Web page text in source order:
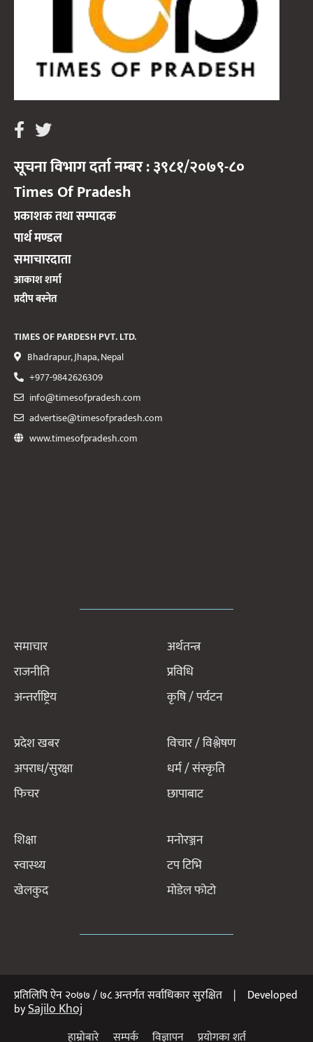
सूचना विभाग दर्ता नम्बर : ३९८१/२०७९-८०
Times Of Pradesh
प्रकाशक तथा सम्पादक
पार्थ मण्डल
समाचारदाता
आकाश शर्मा
प्रदीप बस्नेत
TIMES OF PARDESH PVT. LTD.
Bhadrapur, Jhapa, Nepal
+977-9842626309
info@timesofpradesh.com
advertise@timesofpradesh.com
www.timesofpradesh.com
समाचार
राजनीति
अन्तर्राष्ट्रिय
अर्थतन्त्र
प्रविधि
कृषि / पर्यटन
प्रदेश खबर
अपराध/सुरक्षा
फिचर
विचार / विश्लेषण
धर्म / संस्कृति
छापाबाट
शिक्षा
स्वास्थ्य
खेलकुद
मनोरञ्जन
टप टिभि
मोडेल फोटो
प्रतिलिपि ऐन २०७७ / ७८ अन्तर्गत सर्वाधिकार सुरक्षित | Developed
bySajilo Khoj
हाम्रोबारे सम्पर्क विज्ञापन प्रयोगका शर्त